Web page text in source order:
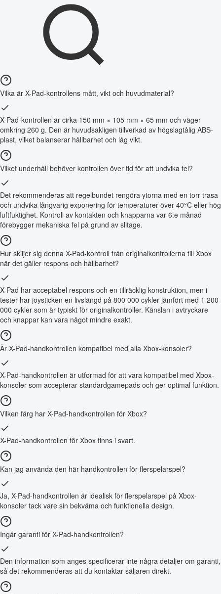
Vilka är X-Pad-kontrollens mått, vikt och huvudmaterial?
X-Pad-kontrollen är cirka 150 mm × 105 mm × 65 mm och väger
omkring 260 g. Den är huvudsakligen tillverkad av högslagtålig ABS-
plast, vilket balanserar hållbarhet och låg vikt.
Vilket underhåll behöver kontrollen över tid för att undvika fel?
Det rekommenderas att regelbundet rengöra ytorna med en torr trasa
och undvika långvarig exponering för temperaturer över 40°C eller hög
luftfuktighet. Kontroll av kontakten och knapparna var 6:e månad
förebygger mekaniska fel på grund av slitage.
Hur skiljer sig denna X-Pad-kontroll från originalkontrollerna till Xbox
när det gäller respons och hållbarhet?
X-Pad har acceptabel respons och en tillräcklig konstruktion, men i
tester har joysticken en livslängd på 800 000 cykler jämfört med 1 200
000 cykler som är typiskt för originalkontroller. Känslan i avtryckare
och knappar kan vara något mindre exakt.
Är X-Pad-handkontrollen kompatibel med alla Xbox-konsoler?
X-Pad-handkontrollen är utformad för att vara kompatibel med Xbox-
konsoler som accepterar standardgamepads och ger optimal funktion.
Vilken färg har X-Pad-handkontrollen för Xbox?
X-Pad-handkontrollen för Xbox finns i svart.
Kan jag använda den här handkontrollen för flerspelarspel?
Ja, X-Pad-handkontrollen är idealisk för flerspelarspel på Xbox-
konsoler tack vare sin bekväma och funktionella design.
Ingår garanti för X-Pad-handkontrollen?
Den information som anges specificerar inte några detaljer om garanti,
så det rekommenderas att du kontaktar säljaren direkt.